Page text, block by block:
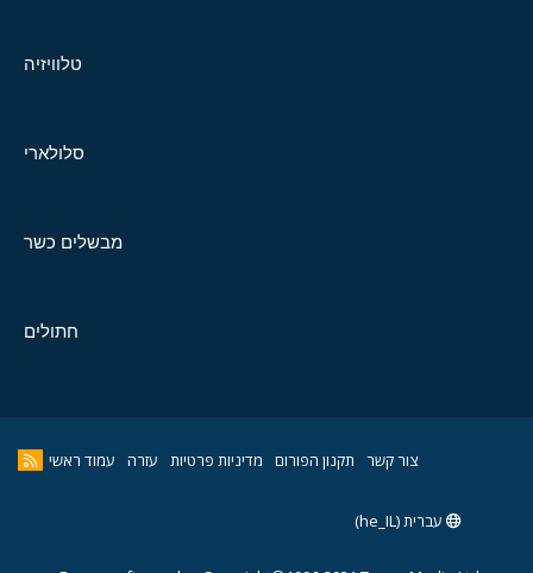
טלוויזיה
סלולארי
מבשלים כשר
חתולים
צור קשר תקנון הפורום מדיניות פרטיות עזרה עמוד ראשי
עברית (he_IL)